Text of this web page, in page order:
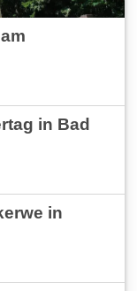
in Bad
in